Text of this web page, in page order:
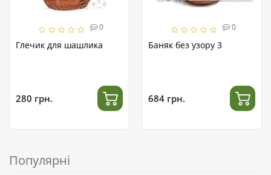
0
Глечик для шашлика
280 грн.
0
Баняк без узору 3
684 грн.
Популярні